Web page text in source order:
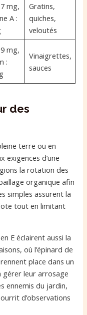
mg,
A :
Gratins,
quiches,
veloutés
mg,
:
Vinaigrettes,
sauces
des
terre ou en
d’une
la rotation des
organique afin
simples assurent la
tout en limitant
E éclairent aussi la
où l’épinard de
place dans un
gérer leur arrosage
ennemis du jardin,
d’observations